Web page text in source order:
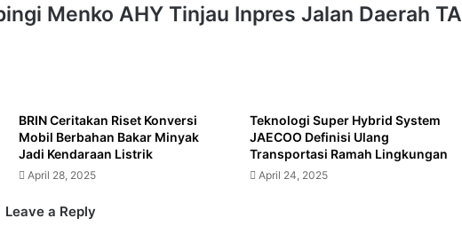
Menko AHY Tinjau Inpres Jalan Daerah TA
BRIN Ceritakan Riset Konversi
Mobil Berbahan Bakar Minyak
Jadi Kendaraan Listrik
April 28, 2025
Teknologi Super Hybrid System
JAECOO Definisi Ulang
Transportasi Ramah Lingkungan
April 24, 2025
Leave a Reply